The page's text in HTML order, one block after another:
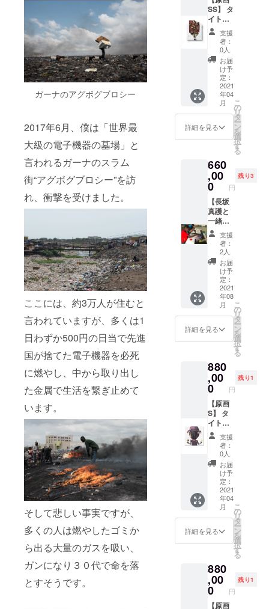
ガーナのアグボグブロシー
2017年6月、僕は「世界最
大級の電子機器の墓場」と
言われるガーナのスラム
街“アグボグブロシー”を訪
れ、衝撃を受けました。
ここには、約3万人が住むと
言われていますが、多くは1
日わずか500円の日当で先進
国が捨てた電子機器を必死
に燃やし、中から取り出し
た金属で生活を繋ぎ止めて
います。
そして悲しい事実ですが、
多くの人は燃やしたゴミか
ら出る大量のガスを吸い、
ガンになり３０代で命を落
とすそうです。
E-
waste
on
Canvas
SS】 タ
イト
ル：
『Danc
e at
night』
長坂真
護がE-
WASTE
を使用
して描
いた一
点もの
の原画
㎝×20㎝
素材：
Oil and
E-
waste
on
Canvas
支援
者：
0人
お届
け予
定：
2021
年04
月
詳細を見る
こ
の
リ
タ
ー
ン
を
選
択
す
る
660
,00
0 円
残り3
【長坂
真護と
一緒に
一枚の
絵を描
く権
利】 長
坂と共
に、
40cm×
40cmの
サイズ
のキャ
ンバス
に一枚
描きま
す。 世
界に一
枚しか
ない、
コラボ
レー
ション
作品を
制作し
ましょ
う。 ※
制作は
東京の
アート
スタジ
オを予
定して
おりま
の具代
込み。
また、
日程に
つきま
支援
者：
2人
お届
け予
定：
2021
年08
月
詳細を見る
こ
の
リ
タ
ー
ン
を
選
択
す
る
880
,00
0 円
残り1
【原画
S】 タ
イト
ル：
『Show
you my
word』
美術
家・長
坂真護
がE-
WASTE
を使用
して描
いた一
サイ
ズ：40
㎝×40㎝
素材：
Oil and
支援
者：
0人
お届
け予
定：
2021
年04
月
詳細を見る
こ
の
リ
タ
ー
ン
を
選
択
す
る
880
,00
0 円
残り1
【原画